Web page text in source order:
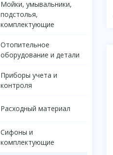
Мойки, умывальники,
подстолья,
комплектующие
Отопительное
оборудование и детали
Приборы учета и
контроля
Расходный материал
Сифоны и
комплектующие